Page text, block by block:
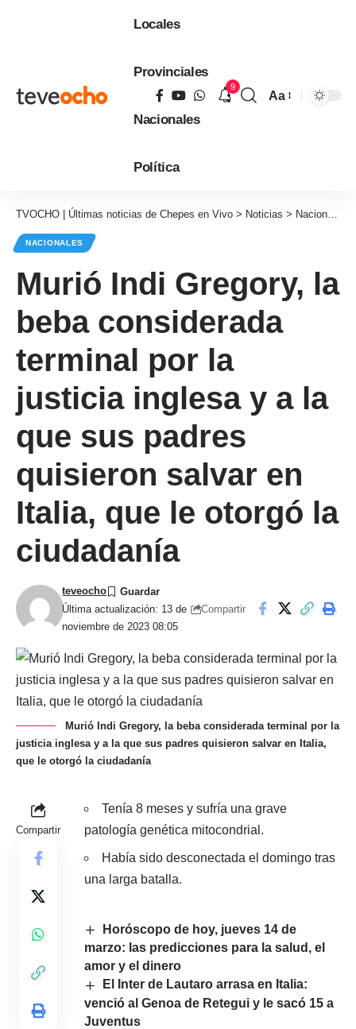
Locales
Provinciales
Nacionales
Política
9
Aa
TVOCHO | Últimas noticias de Chepes en Vivo > Noticias > Nacionales
NACIONALES
Murió Indi Gregory, la
beba considerada
terminal por la
justicia inglesa y a la
que sus padres
quisieron salvar en
Italia, que le otorgó la
ciudadanía
Última actualización: 13 de
noviembre de 2023 08:05
teveocho
Compartir
Murió Indi Gregory, la beba considerada terminal por la
justicia inglesa y a la que sus padres quisieron salvar en Italia,
que le otorgó la ciudadanía
Compartir
Tenía 8 meses y sufría una grave
patología genética mitocondrial.
Había sido desconectada el domingo tras
una larga batalla.
Horóscopo de hoy, jueves 14 de
marzo: las predicciones para la salud, el
amor y el dinero
El Inter de Lautaro arrasa en Italia:
venció al Genoa de Retegui y le sacó 15 a
Juventus